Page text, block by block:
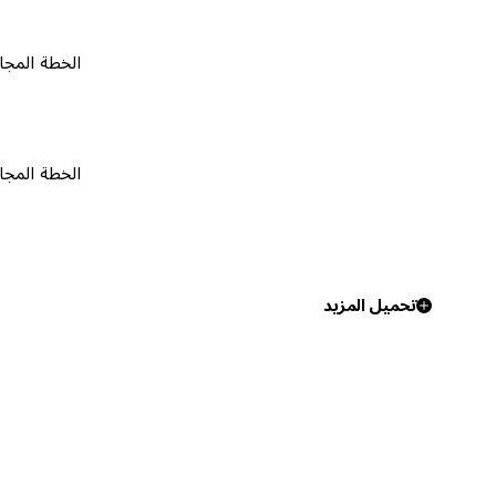
الخطة المجانية ٠
الخطة المجانية ٠
تحميل المزيد